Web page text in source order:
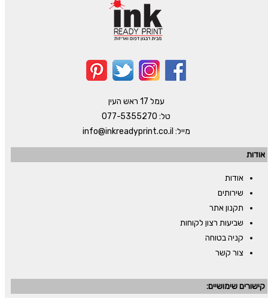
עמל 17 ראש העין
טל: 077-5355270
מייל: info@inkreadyprint.co.il
אודות
אודות
שירותים
תקנון אתר
שביעות רצון לקוחות
קניה בטוחה
צור קשר
קישורים שימושיים: